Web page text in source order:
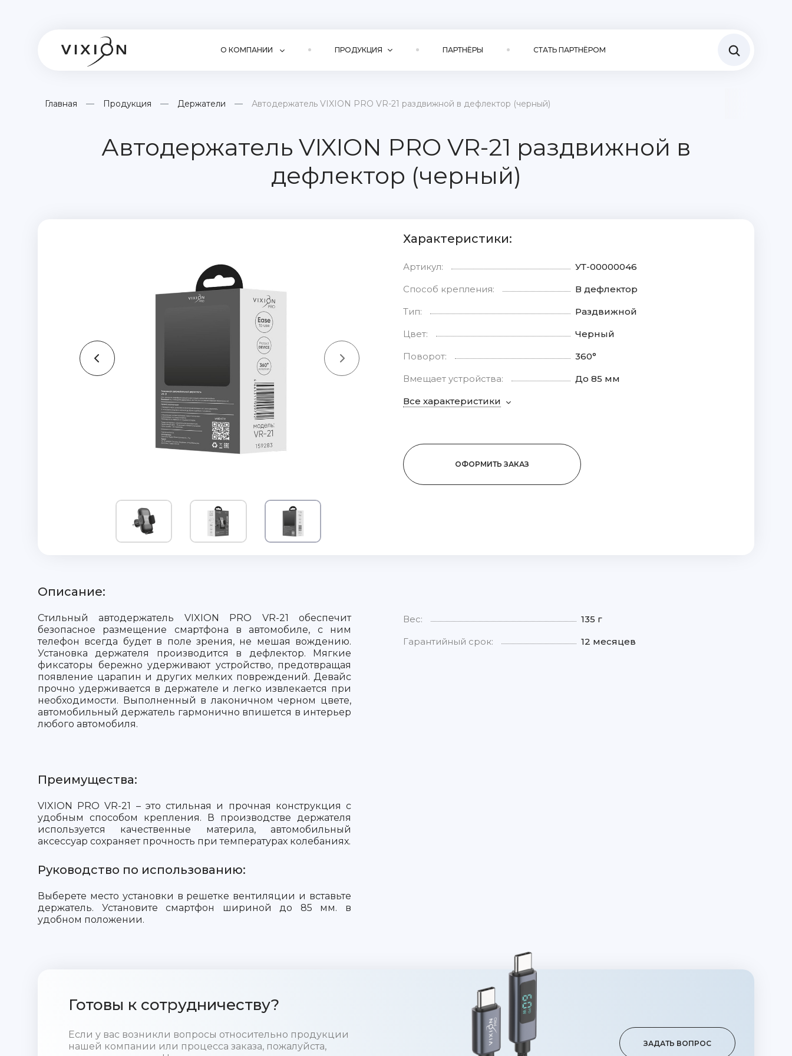
О КОМПАНИИ ПРОДУКЦИЯ ПАРТНЁРЫ СТАТЬ ПАРТНЁРОМ
Главная Продукция Держатели Автодержатель VIXION PRO VR-21 раздвижной в дефлектор (черный)
Автодержатель VIXION PRO VR-21 раздвижной в
дефлектор (черный)
Характеристики:
Артикул:
УТ-00000046
Способ крепления:
В дефлектор
Тип:
Раздвижной
Цвет:
Черный
Поворот:
360°
Вмещает устройства:
До 85 мм
Все характеристики
ОФОРМИТЬ ЗАКАЗ
Описание:
Стильный автодержатель VIXION PRO VR-21 обеспечит
безопасное размещение смартфона в автомобиле, с ним
телефон всегда будет в поле зрения, не мешая вождению.
Установка держателя производится в дефлектор. Мягкие
фиксаторы бережно удерживают устройство, предотвращая
появление царапин и других мелких повреждений. Девайс
прочно удерживается в держателе и легко извлекается при
необходимости. Выполненный в лаконичном черном цвете,
автомобильный держатель гармонично впишется в интерьер
любого автомобиля.
Преимущества:
VIXION PRO VR-21 – это стильная и прочная конструкция с
удобным способом крепления. В производстве держателя
используется качественные материла, автомобильный
аксессуар сохраняет прочность при температурах колебаниях.
Руководство по использованию:
Выберете место установки в решетке вентиляции и вставьте
держатель. Установите смартфон шириной до 85 мм. в
удобном положении.
Вес:
135 г
Гарантийный срок:
12 месяцев
Готовы к сотрудничеству?
Если у вас возникли вопросы относительно продукции
нашей компании или процесса заказа, пожалуйста,
ЗАДАТЬ ВОПРОС